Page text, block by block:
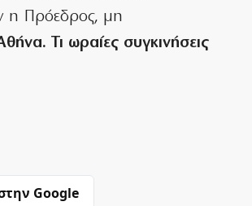
η Πρόεδρος, μη
Τι ωραίες συγκινήσεις
Google